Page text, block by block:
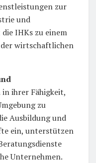
zur
und
IHKs zu einem
wirtschaftlichen
in ihrer Fähigkeit,
zu
Ausbildung und
ein, unterstützen
Unternehmen.